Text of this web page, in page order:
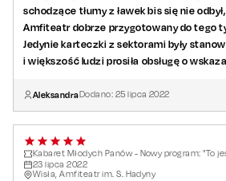
schodzące tłumy z ławek bis się nie
Amfiteatr dobrze przygotowany do tego
Jedynie karteczki z sektorami były
i większość ludzi prosiła obsługę o
AleksandraDodano: 25 lipca 2022
Kabaret Młodych Panów - Nowy program: "To
23 lipca 2022
Wisła, Amfiteatr im. S. Hadyny